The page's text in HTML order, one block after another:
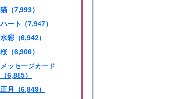
猫（7,993）
ハート（7,947）
水彩（6,942）
桜（6,906）
メッセージカード
（6,885）
正月（6,849）